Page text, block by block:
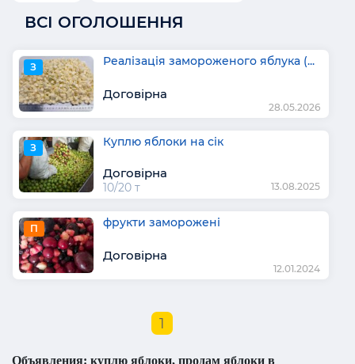
ВСІ ОГОЛОШЕННЯ
З Реалізація замороженого яблука (...
Договірна
28.05.2026
З Куплю яблоки на сік
Договірна
10/20 т 13.08.2025
П фрукти заморожені
Договірна
12.01.2024
1
Объявления: куплю яблоки, продам яблоки в